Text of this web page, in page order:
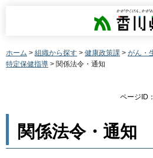
香川県
ホーム > 組織から探す > 健康政策課 > がん・
特定保健指導 > 関係法令・通知
ページID
関係法令・通知